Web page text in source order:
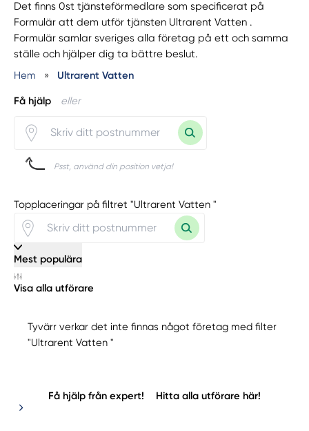
Det finns 0st tjänsteförmedlare som specificerat på
Formulär att dem utför tjänsten Ultrarent Vatten .
Formulär samlar sveriges alla företag på ett och samma
ställe och hjälper dig ta bättre beslut.
Hem
» Ultrarent Vatten
Få hjälp eller
Psst, använd din position vetja!
Topplaceringar på filtret "Ultrarent Vatten "
Mest populära
Visa alla utförare
Tyvärr verkar det inte finnas något företag med filter
"Ultrarent Vatten "
Få hjälp från expert! Hitta alla utförare här!